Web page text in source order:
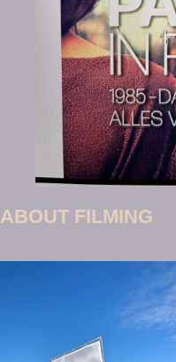
ABOUT FILMING